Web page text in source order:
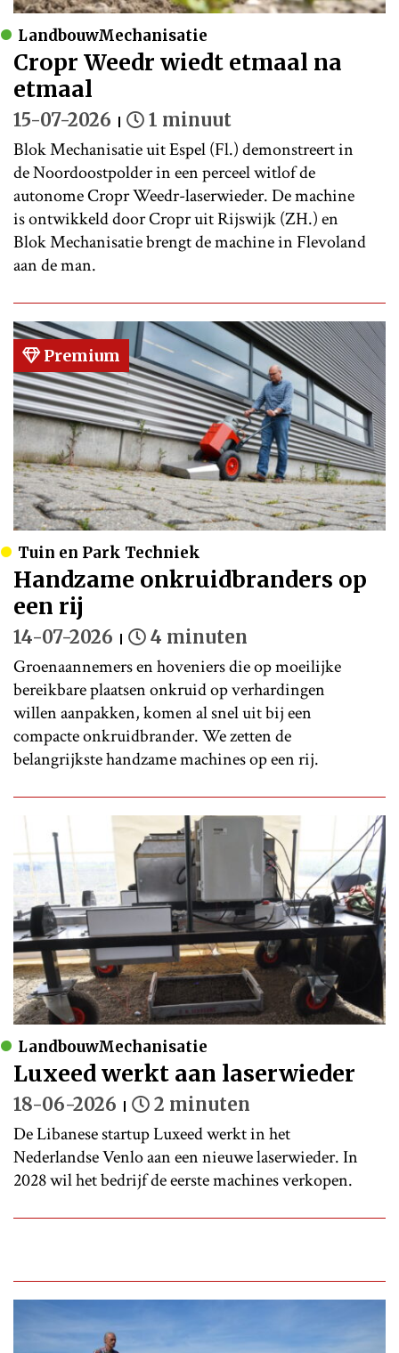
LandbouwMechanisatie
Cropr Weedr wiedt etmaal na
etmaal
15-07-2026 1 minuut
Blok Mechanisatie uit Espel (Fl.) demonstreert in
de Noordoostpolder in een perceel witlof de
autonome Cropr Weedr-laserwieder. De machine
is ontwikkeld door Cropr uit Rijswijk (ZH.) en
Blok Mechanisatie brengt de machine in Flevoland
aan de man.
Premium
Tuin en Park Techniek
Handzame onkruidbranders op
een rij
14-07-2026 4 minuten
Groenaannemers en hoveniers die op moeilijke
bereikbare plaatsen onkruid op verhardingen
willen aanpakken, komen al snel uit bij een
compacte onkruidbrander. We zetten de
belangrijkste handzame machines op een rij.
LandbouwMechanisatie
Luxeed werkt aan laserwieder
18-06-2026 2 minuten
De Libanese startup Luxeed werkt in het
Nederlandse Venlo aan een nieuwe laserwieder. In
2028 wil het bedrijf de eerste machines verkopen.